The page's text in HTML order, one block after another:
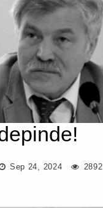
Sep 24, 2024 2892